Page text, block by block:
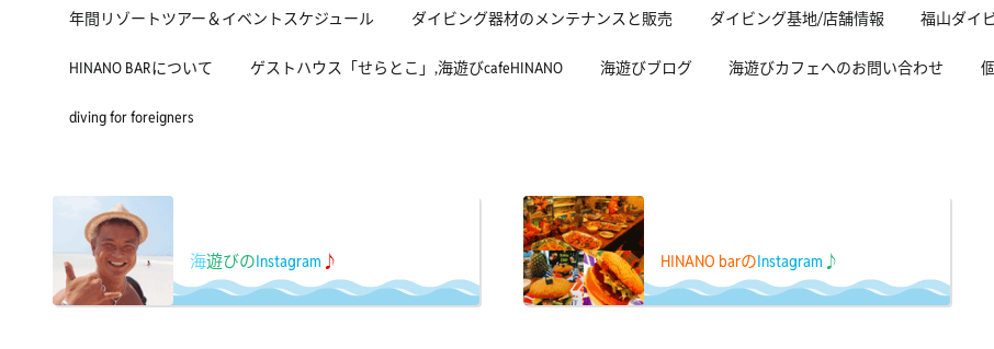
年間リゾートツアー＆イベントスケジュール ダイビング器材のメンテナンスと販売 ダイビング基地/店舗情報 福山ダイ
HINANO BARについて ゲストハウス「せらとこ」,海遊びcafeHINANO 海遊びブログ 海遊びカフェへのお問い合わせ
diving for foreigners
海遊びのInstagram ♪ HINANO barのInstagram ♪